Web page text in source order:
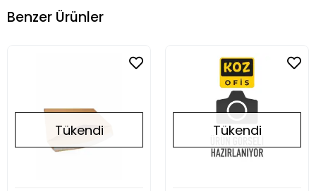
Benzer Ürünler
Tükendi Tükendi